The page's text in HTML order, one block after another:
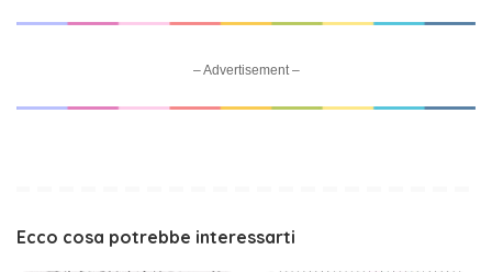
– Advertisement –
Ecco cosa potrebbe interessarti